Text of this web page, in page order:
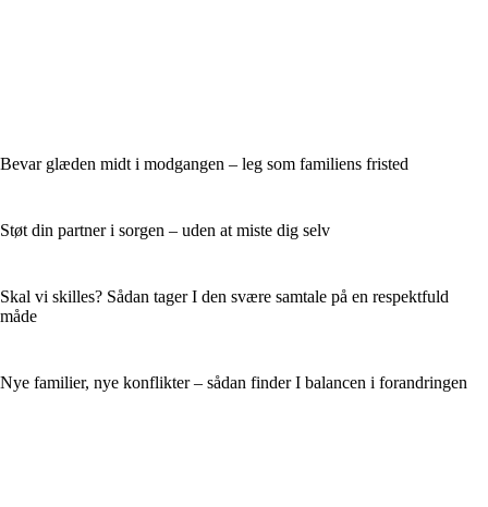
Bevar glæden midt i modgangen – leg som familiens fristed
Støt din partner i sorgen – uden at miste dig selv
Skal vi skilles? Sådan tager I den svære samtale på en respektfuld
måde
Nye familier, nye konflikter – sådan finder I balancen i forandringen